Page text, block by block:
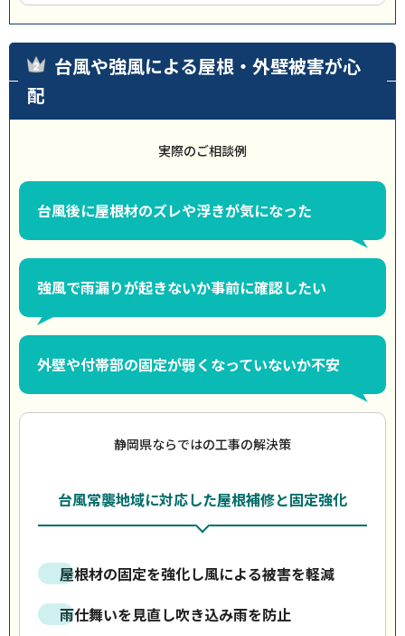
台風や強風による屋根・外壁被害が心
配
実際のご相談例
台風後に屋根材のズレや浮きが気になった
強風で雨漏りが起きないか事前に確認したい
外壁や付帯部の固定が弱くなっていないか不安
静岡県ならではの工事の解決策
台風常襲地域に対応した屋根補修と固定強化
屋根材の固定を強化し風による被害を軽減
雨仕舞いを見直し吹き込み雨を防止